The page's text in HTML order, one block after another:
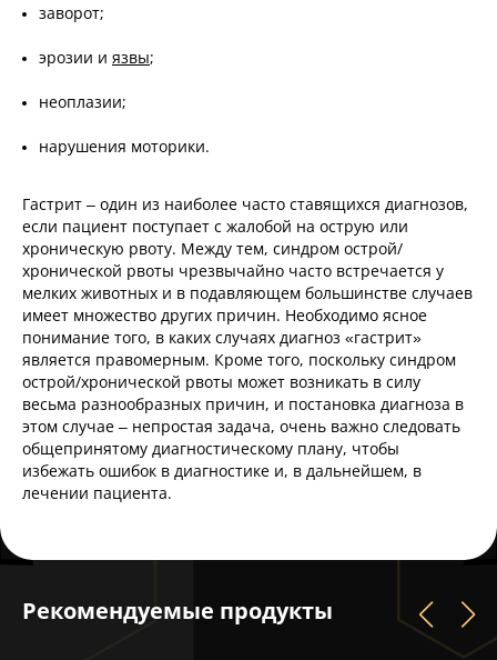
заворот;
эрозии и язвы;
неоплазии;
нарушения моторики.
Гастрит – один из наиболее часто ставящихся диагнозов,
если пациент поступает с жалобой на острую или
хроническую рвоту. Между тем, синдром острой/
хронической рвоты чрезвычайно часто встречается у
мелких животных и в подавляющем большинстве случаев
имеет множество других причин. Необходимо ясное
понимание того, в каких случаях диагноз «гастрит»
является правомерным. Кроме того, поскольку синдром
острой/хронической рвоты может возникать в силу
весьма разнообразных причин, и постановка диагноза в
этом случае – непростая задача, очень важно следовать
общепринятому диагностическому плану, чтобы
избежать ошибок в диагностике и, в дальнейшем, в
лечении пациента.
Рекомендуемые продукты